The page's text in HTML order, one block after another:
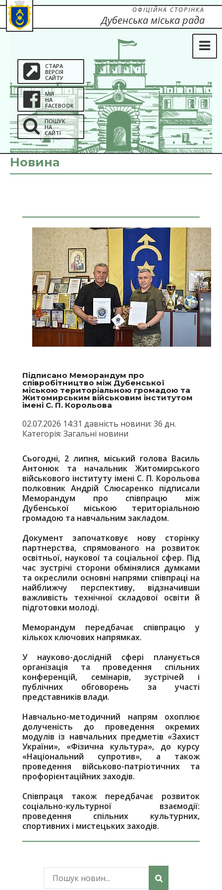
СТАРА
ВЕРСІЯ
САЙТУ
МИ
НА
FACEBOOK
ПОШУК
НА
САЙТІ
ОФІЦІЙНА СТОРІНКА
Дубенська міська рада
Новина
Підписано Меморандум про
співробітництво між Дубенської
міською територіальною громадою та
Житомирським військовим інститутом
імені С. П. Корольова
02.07.2026 14:31 давність новини: 36 дн.
Категорія: Загальні новини
Сьогодні, 2 липня, міський голова Василь
Антонюк та начальник Житомирського
військового інституту імені С. П. Корольова
полковник Андрій Слюсаренко підписали
Меморандум про співпрацю між
Дубенської міською територіальною
громадою та навчальним закладом.
Документ започатковує нову сторінку
партнерства, спрямованого на розвиток
освітньої, наукової та соціальної сфер. Під
час зустрічі сторони обмінялися думками
та окреслили основні напрями співпраці на
найближчу перспективу, відзначивши
важливість технічної складової освіти й
підготовки молоді.
Меморандум передбачає співпрацю у
кількох ключових напрямках.
У науково-дослідній сфері планується
організація та проведення спільних
конференцій, семінарів, зустрічей і
публічних обговорень за участі
представників влади.
Навчально-методичний напрям охоплює
долученість до проведення окремих
модулів із навчальних предметів «Захист
України», «Фізична культура», до курсу
«Національний супротив», а також
проведення військово-патріотичних та
профорієнтаційних заходів.
Співпраця також передбачає розвиток
соціально-культурної взаємодії:
проведення спільних культурних,
спортивних і мистецьких заходів.